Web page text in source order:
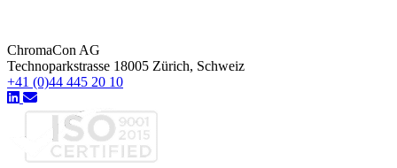
ChromaCon AG
Technoparkstrasse 18005 Zürich, Schweiz
+41 (0)44 445 20 10